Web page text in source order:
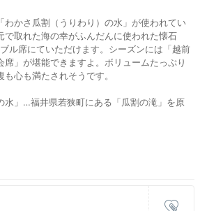
わかさ瓜割（うりわり）の水」が使われてい
で取れた海の幸がふんだんに使われた懐石
ル席にていただけます。シーズンには「越前
席」が堪能できますよ。ボリュームたっぷり
心も満たされそうです。
水」…福井県若狭町にある「瓜割の滝」を原